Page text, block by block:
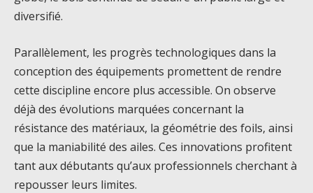
diversifié.
Parallèlement, les progrès technologiques dans la
conception des équipements promettent de rendre
cette discipline encore plus accessible. On observe
déjà des évolutions marquées concernant la
résistance des matériaux, la géométrie des foils, ainsi
que la maniabilité des ailes. Ces innovations profitent
tant aux débutants qu’aux professionnels cherchant à
repousser leurs limites.